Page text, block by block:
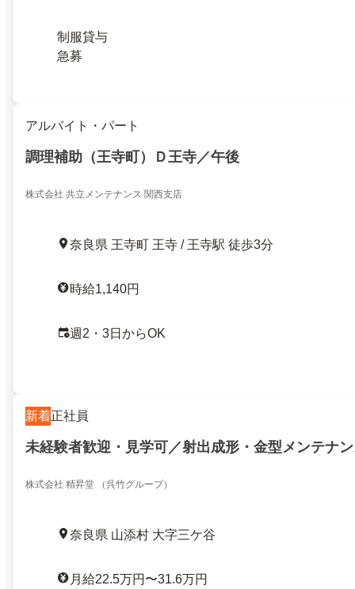
制服貸与
急募
アルバイト・パート
調理補助（王寺町）Ｄ王寺／午後
株式会社 共立メンテナンス 関西支店
奈良県 王寺町 王寺 / 王寺駅 徒歩3分
時給1,140円
週2・3日からOK
新着正社員
未経験者歓迎・見学可／射出成形・金型メンテナ
株式会社 精昇堂 （呉竹グループ）
奈良県 山添村 大字三ケ谷
月給22.5万円〜31.6万円